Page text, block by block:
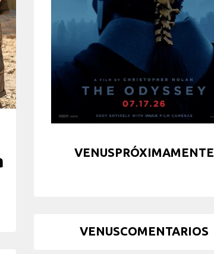
VENUSPRÓXIMAMENTE
VENUSCOMENTARIOS